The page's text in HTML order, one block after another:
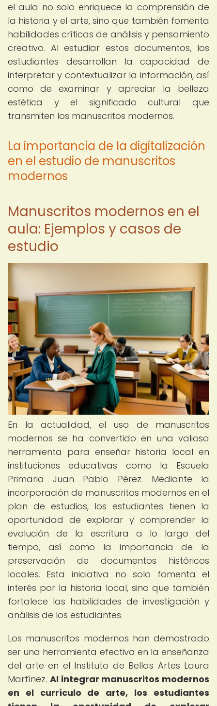
el aula no solo enriquece la comprensión de
la historia y el arte, sino que también fomenta
habilidades críticas de análisis y pensamiento
creativo. Al estudiar estos documentos, los
estudiantes desarrollan la capacidad de
interpretar y contextualizar la información, así
como de examinar y apreciar la belleza
estética y el significado cultural que
transmiten los manuscritos modernos.
La importancia de la digitalización
en el estudio de manuscritos
modernos
Manuscritos modernos en el
aula: Ejemplos y casos de
estudio
En la actualidad, el uso de manuscritos
modernos se ha convertido en una valiosa
herramienta para enseñar historia local en
instituciones educativas como la Escuela
Primaria Juan Pablo Pérez. Mediante la
incorporación de manuscritos modernos en el
plan de estudios, los estudiantes tienen la
oportunidad de explorar y comprender la
evolución de la escritura a lo largo del
tiempo, así como la importancia de la
preservación de documentos históricos
locales. Esta iniciativa no solo fomenta el
interés por la historia local, sino que también
fortalece las habilidades de investigación y
análisis de los estudiantes.
Los manuscritos modernos han demostrado
ser una herramienta efectiva en la enseñanza
del arte en el Instituto de Bellas Artes Laura
Martínez. Al integrar manuscritos modernos
en el currículo de arte, los estudiantes